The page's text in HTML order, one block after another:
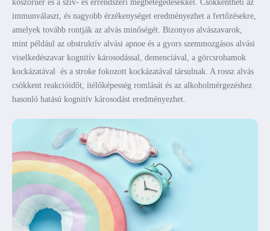
koszorúér és a szív- és érrendszeri megbetegedésekkel. Csökkentheti az
immunválaszt, és nagyobb érzékenységet eredményezhet a fertőzésekre,
amelyek tovább rontják az alvás minőségét. Bizonyos alvászavarok,
mint például az obstruktív alvási apnoe és a gyors szemmozgásos alvási
viselkedészavar kognitív károsodással, demenciával, a görcsrohamok
kockázatával és a stroke fokozott kockázatával társulnak. A rossz alvás
csökkent reakcióidőt, ítélőképesség romlását és az alkoholmérgezéshez
hasonló hatású kognitív károsodást eredményezhet.